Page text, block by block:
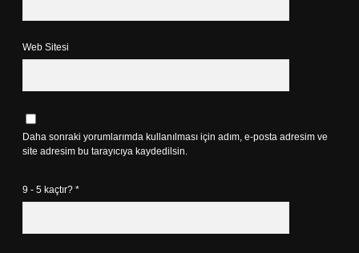
Web Sitesi
Daha sonraki yorumlarımda kullanılması için adım, e-posta adresim ve
site adresim bu tarayıcıya kaydedilsin.
9 - 5 kaçtır? *